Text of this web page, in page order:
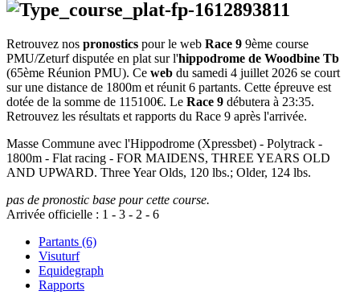
Retrouvez nos pronostics pour le web Race 9 9ème course
PMU/Zeturf disputée en plat sur l'hippodrome de Woodbine Tb
(65ème Réunion PMU). Ce web du samedi 4 juillet 2026 se court
sur une distance de 1800m et réunit 6 partants. Cette épreuve est
dotée de la somme de 115100€. Le Race 9 débutera à 23:35.
Retrouvez les résultats et rapports du Race 9 après l'arrivée.
Masse Commune avec l'Hippodrome (Xpressbet) - Polytrack -
1800m - Flat racing - FOR MAIDENS, THREE YEARS OLD
AND UPWARD. Three Year Olds, 120 lbs.; Older, 124 lbs.
pas de pronostic base pour cette course.
Arrivée officielle : 1 - 3 - 2 - 6
Partants (6)
Visuturf
Equidegraph
Rapports